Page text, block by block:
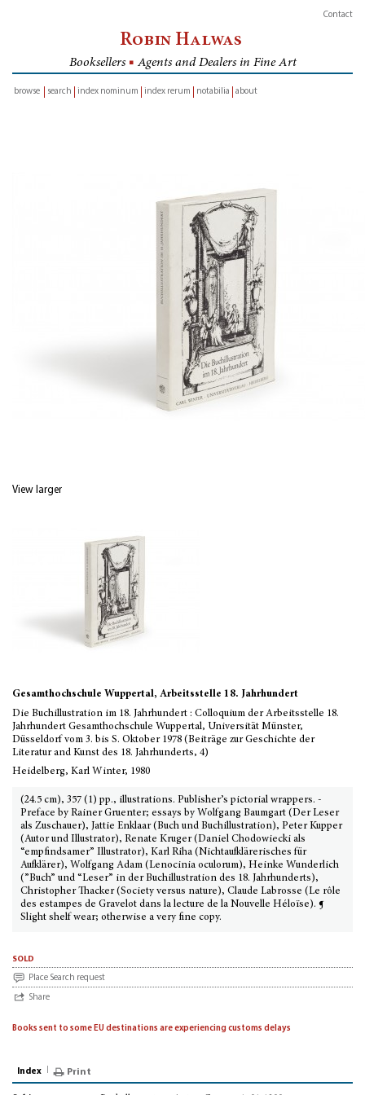
Contact
Robin Halwas
Booksellers ■ Agents and Dealers in Fine Art
browse
search index nominum index rerum notabilia about
View larger
Gesamthochschule Wuppertal, Arbeitsstelle 18. Jahrhundert
Die Buchillustration im 18. Jahrhundert : Colloquium der Arbeitsstelle 18.
Jahrhundert Gesamthochschule Wuppertal, Universität Münster,
Düsseldorf vom 3. bis S. Oktober 1978 (Beiträge zur Geschichte der
Literatur and Kunst des 18. Jahrhunderts, 4)
Heidelberg, Karl Winter, 1980
(24.5 cm), 357 (1) pp., illustrations. Publisher’s pictorial wrappers. -
Preface by Rainer Gruenter; essays by Wolfgang Baumgart (Der Leser
als Zuschauer), Jattie Enklaar (Buch und Buchillustration), Peter Kupper
(Autor und Illustrator), Renate Kruger (Daniel Chodowiecki als
“empfindsamer” Illustrator), Karl Riha (Nichtaufklärerisches für
Aufklärer), Wolfgang Adam (Lenocinia oculorum), Heinke Wunderlich
(”Buch” und “Leser” in der Buchillustration des 18. Jahrhunderts),
Christopher Thacker (Society versus nature), Claude Labrosse (Le rôle
des estampes de Gravelot dans la lecture de la Nouvelle Héloïse). ¶
Slight shelf wear; otherwise a very fine copy.
sold
Place Search request
Share
Books sent to some EU destinations are experiencing customs delays
Index Print